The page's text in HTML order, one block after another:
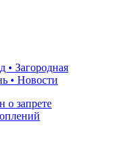
• Загородная
• Новости
о запрете